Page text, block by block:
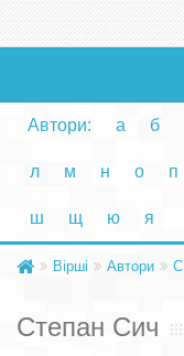
Автори: а б
л м н о п
ш щ ю я
Вірші Автори С
Степан Сич